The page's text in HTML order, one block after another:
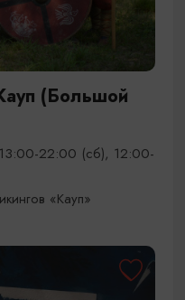
(Большой
22:00 (сб), 12:00-
«Кауп»